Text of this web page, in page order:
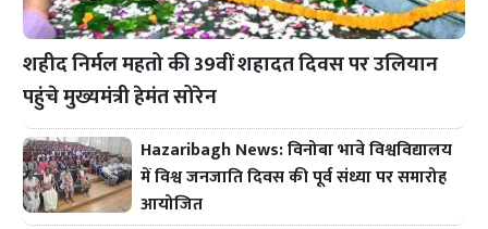
शहीद निर्मल महतो की 39वीं शहादत दिवस पर उलियान
पहुंचे मुख्यमंत्री हेमंत सोरेन
Hazaribagh News: विनोबा भावे विश्वविद्यालय
में विश्व जनजाति दिवस की पूर्व संध्या पर समारोह
आयोजित